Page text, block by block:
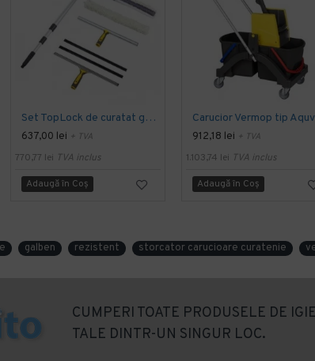
Set TopLock de curatat geamuri, 35cm, Vermop
637,00 lei + TVA
770,77 lei TVA inclus
Adaugă în Coş
912,18 lei + TVA
1.103,74 lei TVA inclus
Adaugă în Coş
galben rezistent storcator carucioare curatenie
CUMPERI TOATE PRODUSELE DE
TALE DINTR-UN SINGUR LOC.